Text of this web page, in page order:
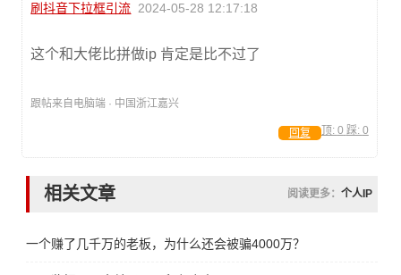
刷抖音下拉框引流 2024-05-28 12:17:18
这个和大佬比拼做ip 肯定是比不过了
跟帖来自电脑端 · 中国浙江嘉兴
顶: 0 踩: 0
回复
相关文章 阅读更多： 个人IP
一个赚了几千万的老板，为什么还会被骗4000万？